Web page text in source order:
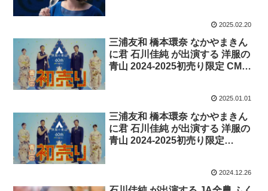
2025.02.20
三浦友和 橋本環奈 なかやまきん
に君 石川佳純 が出演する 洋服の
青山 2024-2025初売り限定 CM
2025.01.01
三浦友和 橋本環奈 なかやまきん
に君 石川佳純 が出演する 洋服の
青山 2024-2025初売り限定
2024.12.26